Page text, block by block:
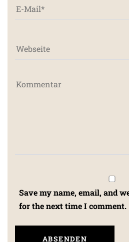
Save my name, email, and
for the next time I comment.